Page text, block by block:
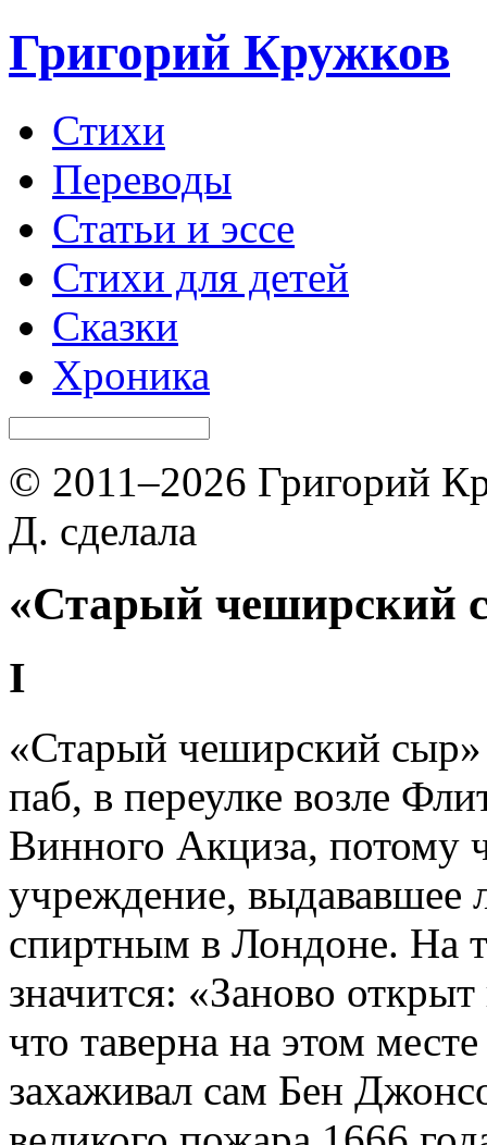
Григорий Кружков
Стихи
Переводы
Статьи и эссе
Стихи для детей
Сказки
Хроника
© 2011–2026 Григорий
Д. сделала
«Старый чеширский
I
«Старый чеширский
паб, в переулке возле
Винного Акциза, потому
учреждение, выдававшее
спиртным в Лондоне. На
значится: «Заново
что таверна на этом
захаживал сам Бен